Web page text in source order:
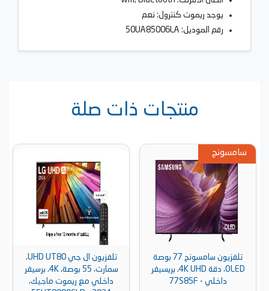
يوجد ريموت كنترول: نعم
رقم الموديل: 50UA85006LA
منتجات ذات صلة
سامسونج
تلفزيون سامسونج 77 بوصة
OLED، دقة 4K UHD، بريسيفر
داخلي - 77S85F
تلفزيون ال جي UHD UT80،
سمارت، 55 بوصة، 4K، برسيفر
داخلي مع ريموت ماجيك،